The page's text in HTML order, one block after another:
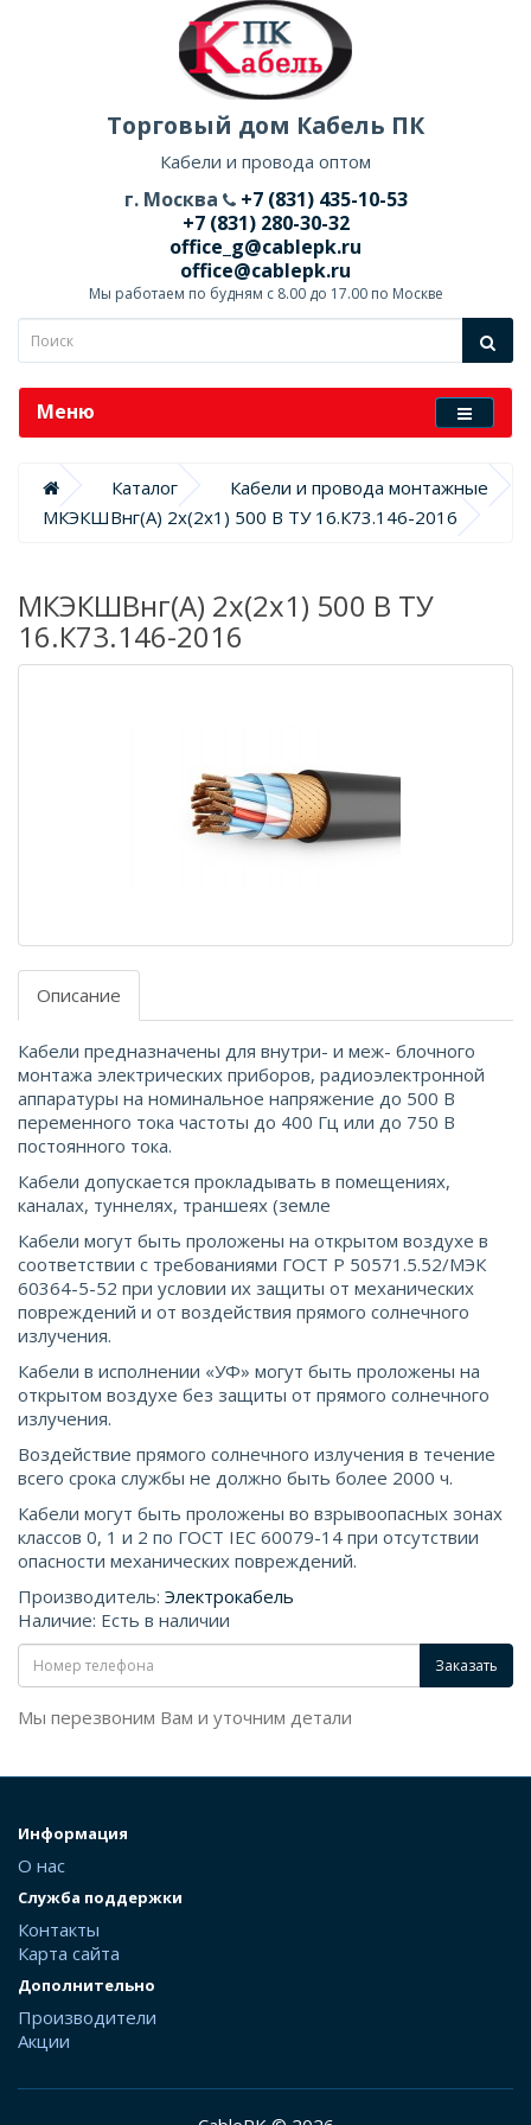
Торговый дом Кабель ПК
Кабели и провода оптом
г. Москва
+7 (831) 435-10-53
+7 (831) 280-30-32
office_g@cablepk.ru
office@cablepk.ru
Мы работаем по будням с 8.00 до 17.00 по Москве
Меню
Каталог
Кабели и провода монтажные
МКЭКШВнг(А) 2х(2х1) 500 В ТУ 16.К73.146-2016
МКЭКШВнг(А) 2х(2х1) 500 В ТУ
16.К73.146-2016
Описание
Кабели предназначены для внутри- и меж- блочного
монтажа электрических приборов, радиоэлектронной
аппаратуры на номинальное напряжение до 500 В
переменного тока частоты до 400 Гц или до 750 В
постоянного тока.
Кабели допускается прокладывать в помещениях,
каналах, туннелях, траншеях (земле
Кабели могут быть проложены на открытом воздухе в
соответствии с требованиями ГОСТ Р 50571.5.52/МЭК
60364-5-52 при условии их защиты от механических
повреждений и от воздействия прямого солнечного
излучения.
Кабели в исполнении «УФ» могут быть проложены на
открытом воздухе без защиты от прямого солнечного
излучения.
Воздействие прямого солнечного излучения в течение
всего срока службы не должно быть более 2000 ч.
Кабели могут быть проложены во взрывоопасных зонах
классов 0, 1 и 2 по ГОСТ IEС 60079-14 при отсутствии
опасности механических повреждений.
Производитель: Электрокабель
Наличие: Есть в наличии
Заказать
Мы перезвоним Вам и уточним детали
Информация
О нас
Служба поддержки
Контакты
Карта сайта
Дополнительно
Производители
Акции